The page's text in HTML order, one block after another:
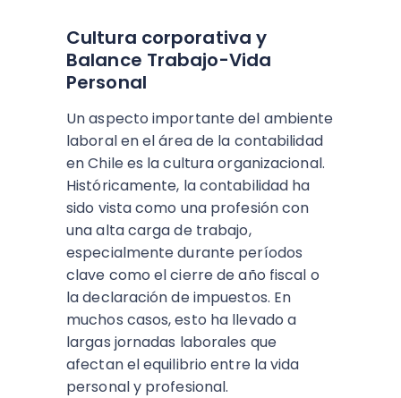
Cultura corporativa y
Balance Trabajo-Vida
Personal
Un aspecto importante del ambiente
laboral en el área de la contabilidad
en Chile es la cultura organizacional.
Históricamente, la contabilidad ha
sido vista como una profesión con
una alta carga de trabajo,
especialmente durante períodos
clave como el cierre de año fiscal o
la declaración de impuestos. En
muchos casos, esto ha llevado a
largas jornadas laborales que
afectan el equilibrio entre la vida
personal y profesional.